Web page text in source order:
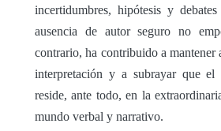
incertidumbres, hipótesis y
ausencia de autor seguro no
contrario, ha contribuido a mantener
interpretación y a subrayar que el
reside, ante todo, en la
mundo verbal y narrativo.